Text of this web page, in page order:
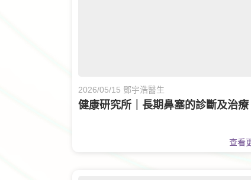
2026/05/15 鄧宇浩醫生
健康研究所｜長期鼻塞的診斷及治療
查看